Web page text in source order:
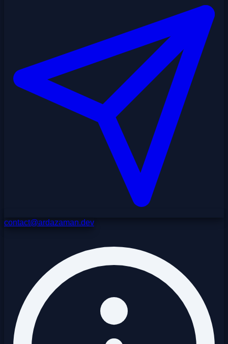
contact@ardazaman.dev